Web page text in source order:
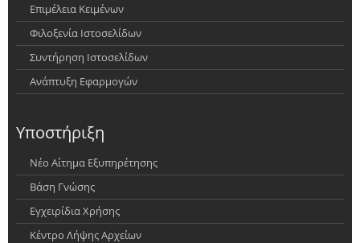
Επιμέλεια Κειμένων
Φιλοξενία Ιστοσελίδων
Συντήρηση Ιστοσελίδων
Ανάπτυξη Εφαρμογών
Υποστήριξη
Νέο Αίτημα Εξυπηρέτησης
Βάση Γνώσης
Εγχειρίδια Χρήσης
Κέντρο Λήψης Αρχείων